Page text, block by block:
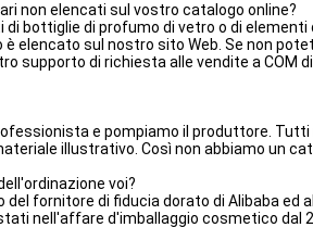
non elencati sul vostro catalogo online?
bottiglie di profumo di vetro o di
elencato sul nostro sito Web. Se non
supporto di richiesta alle vendite a
e pompiamo il produttore.
illustrativo. Così non abbiamo un
voi?
del fornitore di fiducia dorato di Alibaba
nell'affare d'imballaggio cosmetico dal